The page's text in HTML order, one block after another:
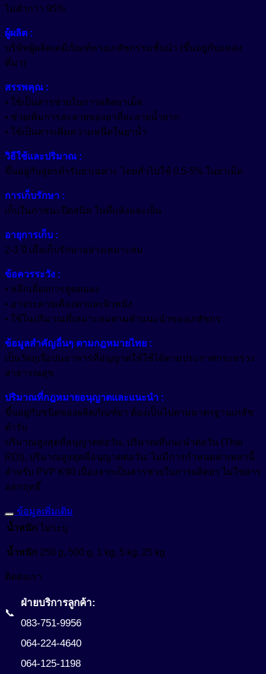
ไม่ต่ำกว่า 95%
ผู้ผลิต :
บริษัทผู้ผลิตเคมีภัณฑ์ทางเภสัชกรรมชั้นนำ (ขึ้นอยู่กับแหล่ง
ที่มา)
สรรพคุณ :
• ใช้เป็นสารช่วยในการผลิตยาเม็ด
• ช่วยเพิ่มการละลายของยาที่ละลายน้ำยาก
• ใช้เป็นสารเพิ่มความหนืดในยาน้ำ
วิธีใช้และปริมาณ :
ขึ้นอยู่กับสูตรตำรับยาเฉพาะ โดยทั่วไปใช้ 0.5-5% ในยาเม็ด
การเก็บรักษา :
เก็บในภาชนะปิดสนิท ในที่แห้งและเย็น
อายุการเก็บ :
2-3 ปี เมื่อเก็บรักษาอย่างเหมาะสม
ข้อควรระวัง :
• หลีกเลี่ยงการสูดดมผง
• อาจระคายเคืองตาและผิวหนัง
• ใช้ในปริมาณที่เหมาะสมตามคำแนะนำของเภสัชกร
ข้อมูลสำคัญอื่นๆ ตามกฎหมายไทย :
เป็นวัตถุเจือปนอาหารที่อนุญาตให้ใช้ได้ตามประกาศกระทรวง
สาธารณสุข
ปริมาณที่กฎหมายอนุญาตและแนะนำ :
ขึ้นอยู่กับชนิดของผลิตภัณฑ์ยา ต้องเป็นไปตามมาตรฐานเภสัช
ตำรับ
ปริมาณสูงสุดที่อนุญาตต่อวัน, ปริมาณที่แนะนำต่อวัน (Thai
RDI), ปริมาณสูงสุดที่อนุญาตต่อวัน: ไม่มีการกำหนดค่าเหล่านี้
สำหรับ PVP K90 เนื่องจากเป็นสารช่วยในการผลิตยา ไม่ใช่สาร
ออกฤทธิ์
ข้อมูลเพิ่มเติม
น้ำหนัก ไม่ระบุ
น้ำหนัก 250 g, 500 g, 1 kg, 5 kg, 25 kg
ติดต่อเรา
📞
ฝ่ายบริการลูกค้า:
083-751-9956
064-224-4640
064-125-1198